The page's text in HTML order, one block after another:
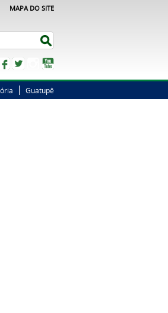
MAPA DO SITE
FacebookTwitterInstagram
Guatupê